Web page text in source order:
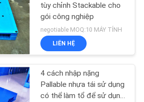
công cụ
tùy chỉnh Stackable cho
gói công nghiệp
negotiable MOQ:10 MÁY TÍNH
LIÊN HỆ
4 cách nhập nặng
Pallable nhựa tái sử dụng
có thể làm tổ để sử dụng